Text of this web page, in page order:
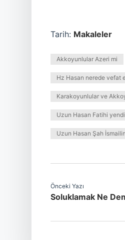
Tarih: Makaleler
Akkoyunlular Azeri mi
Hz Hasan nerede vefat
Karakoyunlular ve
Uzun Hasan Fatihi
Uzun Hasan Şah
Önceki Yazı
Soluklamak Ne